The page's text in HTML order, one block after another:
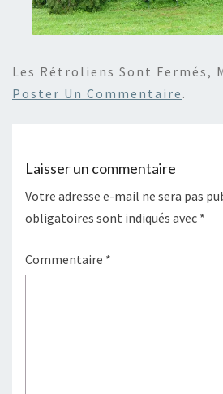
Les Rétroliens Sont Fermés,
Poster Un Commentaire .
Laisser un commentaire
Votre adresse e-mail ne sera pas
obligatoires sont indiqués avec *
Commentaire *